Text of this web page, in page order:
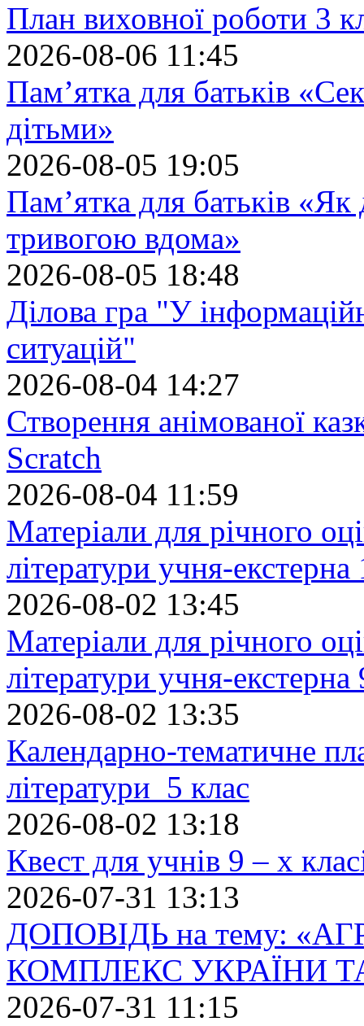
План виховної роботи 3
2026-08-06 11:45
Пам’ятка для батьків
дітьми»
2026-08-05 19:05
Пам’ятка для батьків
тривогою вдома»
2026-08-05 18:48
Ділова гра "У
ситуацій"
2026-08-04 14:27
Створення анімованої
Scratch
2026-08-04 11:59
Матеріали для річного
літератури учня-екстерна
2026-08-02 13:45
Матеріали для річного
літератури учня-екстерна
2026-08-02 13:35
Календарно-тематичне
літератури 5 клас
2026-08-02 13:18
Квест для учнів 9 – х
2026-07-31 13:13
ДОПОВІДЬ на тему:
КОМПЛЕКС УКРАЇНИ
2026-07-31 11:15